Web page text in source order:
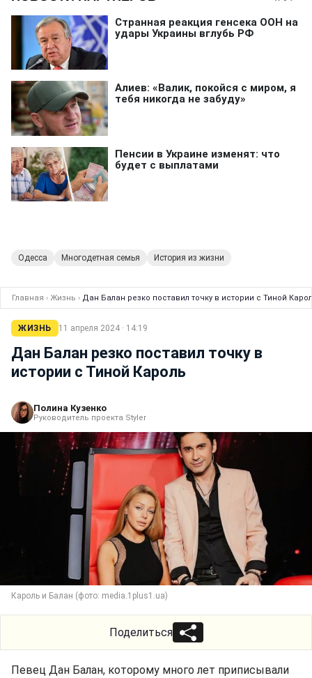
Одесса Многодетная семья История из жизни
Главная › Жизнь › Дан Балан резко поставил точку в истории с Тиной
ЖИЗНЬ 11 апреля 2024 · 14:19
Дан Балан резко поставил точку в
истории с Тиной Кароль
Полина Кузенко
Руководитель проекта Styler
Кароль и Балан (фото: media.1plus1.ua)
Поделиться
Певец Дан Балан, которому много лет приписывали